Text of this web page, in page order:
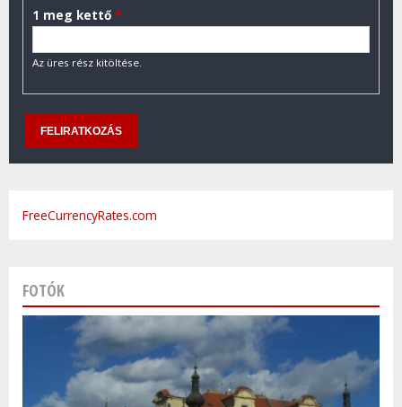
1 meg kettő *
Az üres rész kitöltése.
FreeCurrencyRates.com
FOTÓK